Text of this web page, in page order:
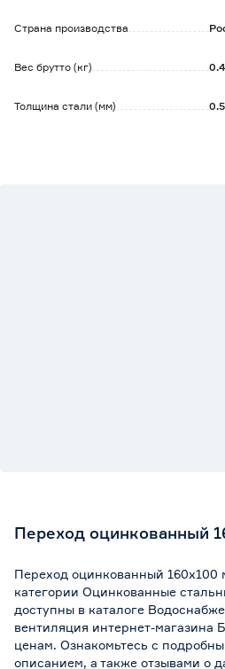
Страна производства
Вес брутто (кг)
Толщина стали (мм) 0.5
Переход оцинкованный
Переход оцинкованный 160х100
категории Оцинкованные
доступны в каталоге
вентиляция интернет-магазина
ценам. Ознакомьтесь с
описанием, а также отзывами о